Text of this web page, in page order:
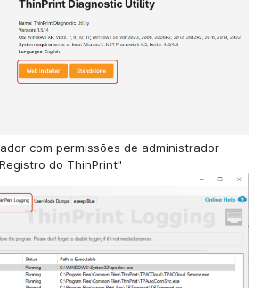
com permissões de administrador
do ThinPrint"